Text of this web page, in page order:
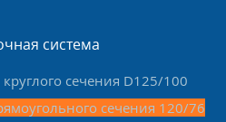
система
сечения D125/100
сечения 120/76